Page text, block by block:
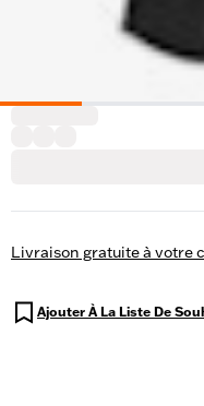
Livraison gratuite à votre
Ajouter À La Liste De